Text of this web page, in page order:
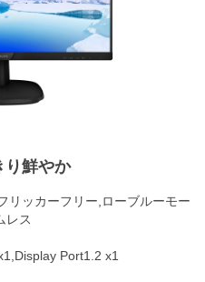
り鮮やか
リッカーフリー,ローブルーモー
レス
Port1.2 x1